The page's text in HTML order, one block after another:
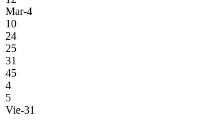
Mar-4
10
24
25
31
45
4
5
Vie-31